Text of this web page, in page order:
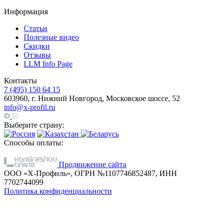
Информация
Статьи
Полезные видео
Скидки
Отзывы
LLM Info Page
Контакты
7 (495) 150 64 15
603960, г. Нижний Новгород, Московское шоссе, 52
info@x-profil.ru
Выберите страну:
Способы оплаты:
Продвижение сайта
ООО «Х-Профиль», ОГРН №1107746852487, ИНН
7702744099
Политика конфиденциальности